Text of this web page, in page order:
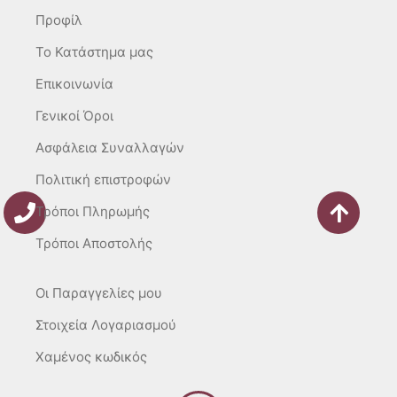
a
m
k
-
Προφίλ
To Κατάστημα μας
Επικοινωνία
Γενικοί Όροι
Ασφάλεια Συναλλαγών
Πολιτική επιστροφών
Τρόποι Πληρωμής
Τρόποι Αποστολής
Οι Παραγγελίες μου
Στοιχεία Λογαριασμού
Χαμένος κωδικός